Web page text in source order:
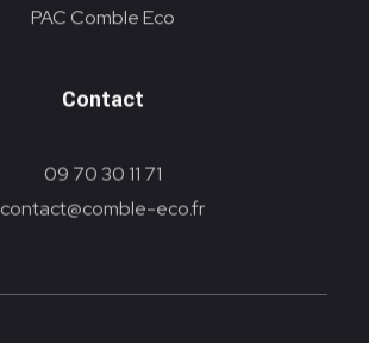
PAC Comble Eco
Contact
09 70 30 11 71
contact@comble-eco.fr